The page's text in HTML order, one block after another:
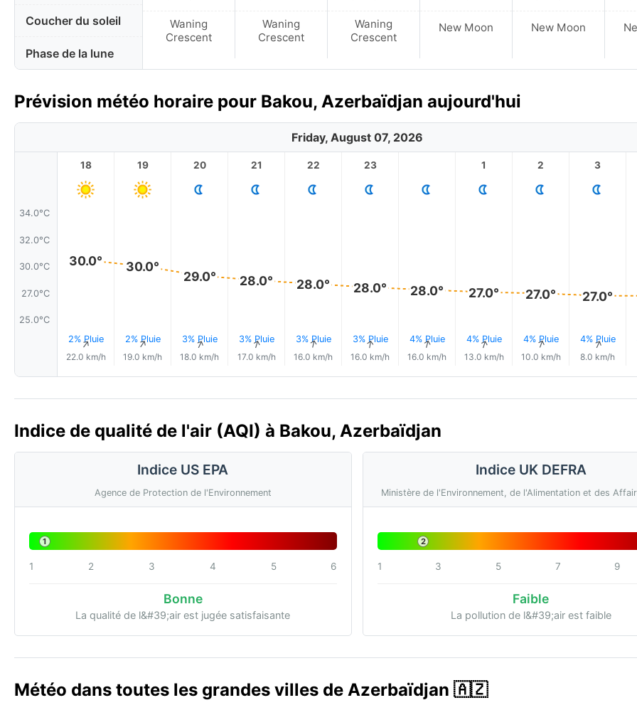
Coucher du soleil
Phase de la lune
Waning
Crescent
Waning
Crescent
Waning
Crescent
New Moon New Moon
Prévision météo horaire pour Bakou, Azerbaïdjan aujourd'hui
Friday, August 07, 2026
34.0°C
32.0°C
30.0°C
27.0°C
25.0°C
18
30.0°
2% Pluie
↑
22.0 km/h
19
30.0°
2% Pluie
↑
19.0 km/h
20
29.0°
3% Pluie
↑
18.0 km/h
21
28.0°
3% Pluie
↑
17.0 km/h
22
28.0°
3% Pluie
↑
16.0 km/h
23
28.0°
3% Pluie
↑
16.0 km/h
28.0°
4% Pluie
↑
16.0 km/h
1
27.0°
4% Pluie
↑
13.0 km/h
2
27.0°
4% Pluie
↑
10.0 km/h
3
27.0°
4% Pluie
↑
8.0 km/h
Indice de qualité de l'air (AQI) à Bakou, Azerbaïdjan
Indice US EPA
Agence de Protection de l'Environnement
1
1 2 3 4 5 6
Bonne
La qualité de l&#39;air est jugée satisfaisante
Indice UK DEFRA
Ministère de l'Environnement, de l'Alimentation et des
2
1 3 5 7 9
Faible
La pollution de l&#39;air est faible
Météo dans toutes les grandes villes de Azerbaïdjan 🇦🇿